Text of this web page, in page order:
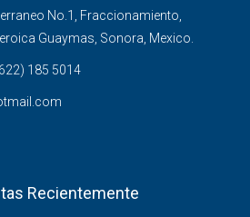
No.1, Fraccionamiento,
Guaymas, Sonora, Mexico.
185 5014
Recientemente